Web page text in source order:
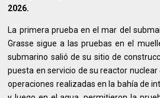
2026.
La primera prueba en el mar del
Grasse sigue a las pruebas en el
submarino salió de su sitio de
puesta en servicio de su reactor
operaciones realizadas en la bahía de